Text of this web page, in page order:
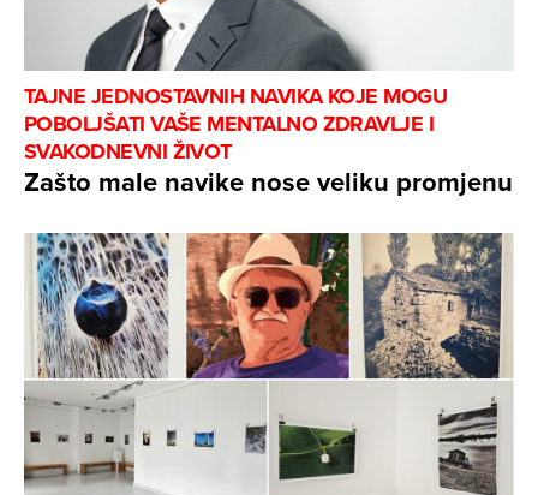
TAJNE JEDNOSTAVNIH NAVIKA KOJE MOGU
POBOLJŠATI VAŠE MENTALNO ZDRAVLJE I
SVAKODNEVNI ŽIVOT
Zašto male navike nose veliku promjenu